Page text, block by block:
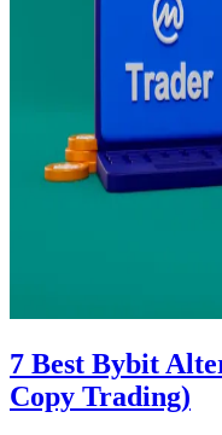
7 Best Bybit
Copy Trading)